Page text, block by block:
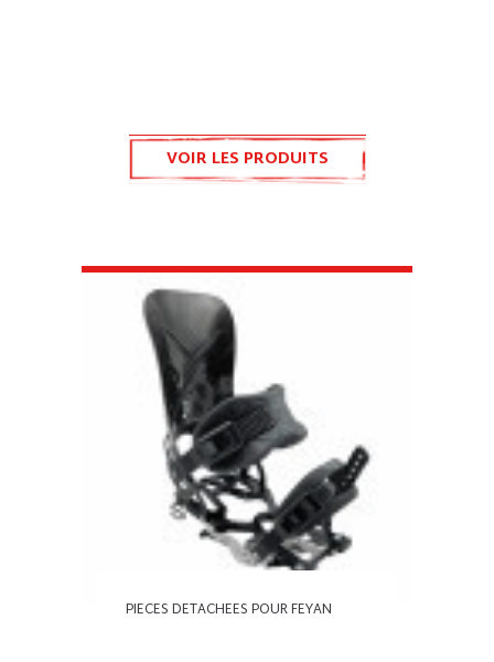
VOIR LES PRODUITS
PIECES DETACHEES POUR FEYAN